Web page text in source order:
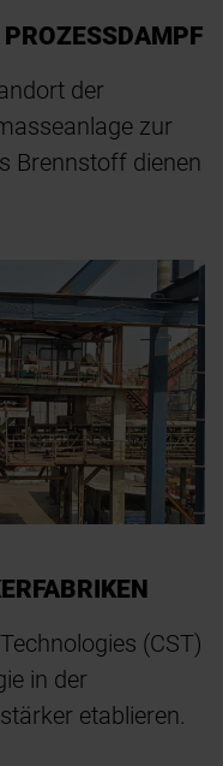
der
zur
Brennstoff dienen
(CST)
in der
etablieren.